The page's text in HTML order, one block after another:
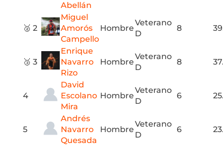
Abellán
🥈 2
Miguel
Amorós
Campello
Hombre
Veterano
D
8
🥉 3
Enrique
Navarro
Rizo
Hombre
Veterano
D
8
4
David
Escolano
Mira
Hombre
Veterano
D
6
5
Andrés
Navarro
Quesada
Hombre
Veterano
D
6